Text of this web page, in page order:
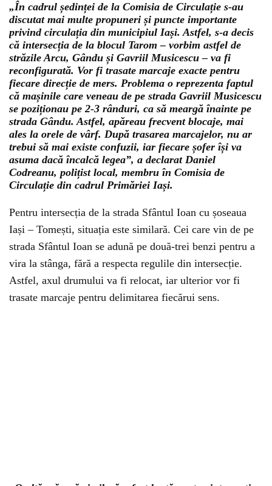
„În cadrul ședinței de la Comisia de Circulație s-au
discutat mai multe propuneri și puncte importante
privind circulația din municipiul Iași. Astfel, s-a decis
că intersecția de la blocul Tarom – vorbim astfel de
străzile Arcu, Gându și Gavriil Musicescu – va fi
reconfigurată. Vor fi trasate marcaje exacte pentru
fiecare direcție de mers. Problema o reprezenta faptul
că mașinile care veneau de pe strada Gavriil Musicescu
se poziționau pe 2-3 rânduri, ca să meargă înainte pe
strada Gându. Astfel, apăreau frecvent blocaje, mai
ales la orele de vârf. După trasarea marcajelor, nu ar
trebui să mai existe confuzii, iar fiecare șofer își va
asuma dacă încalcă legea”, a declarat Daniel
Codreanu, polițist local, membru în Comisia de
Circulație din cadrul Primăriei Iași.
Pentru intersecția de la strada Sfântul Ioan cu șoseaua
Iași – Tomești, situația este similară. Cei care vin de pe
strada Sfântul Ioan se adună pe două-trei benzi pentru a
vira la stânga, fără a respecta regulile din intersecție.
Astfel, axul drumului va fi relocat, iar ulterior vor fi
trasate marcaje pentru delimitarea fiecărui sens.